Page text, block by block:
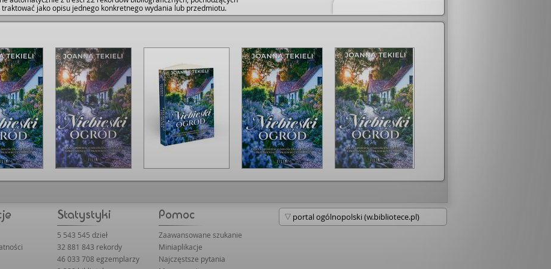
jako opisu jednego konkretnego wydania lub przedmiotu.
5 543 545 dzieł
32 881 843 rekordy
46 033 708 egzemplarzy
Zaawansowane szukanie
Miniaplikacje
Najczęstsze pytania